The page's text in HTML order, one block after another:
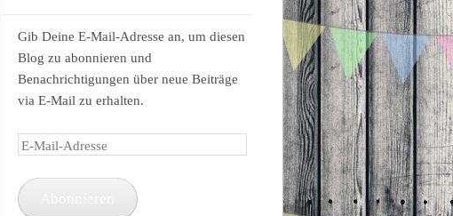
Gib Deine E-Mail-Adresse an, um diesen
Blog zu abonnieren und
Benachrichtigungen über neue Beiträge
via E-Mail zu erhalten.
E-
Adresse